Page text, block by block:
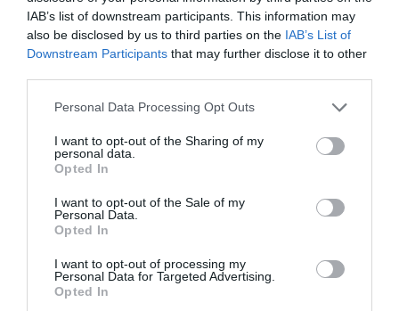
IAB’s list of downstream participants. This information may
also be disclosed by us to third parties on the IAB’s List of
Downstream Participants that may further disclose it to other
Personal Data Processing Opt Outs
I want to opt-out of the Sharing of my
personal data.
Opted In
I want to opt-out of the Sale of my
Personal Data.
Opted In
I want to opt-out of processing my
Personal Data for Targeted Advertising.
Opted In
Ακολουθήστε το Culturenow.gr
Σχετικά Άρθρα
Πολυάννα Το
παιχνίδι της χαράς,
της Κάρμεν
ΚΠΙΣΝ: Park your
Cinema – Αύγουστος